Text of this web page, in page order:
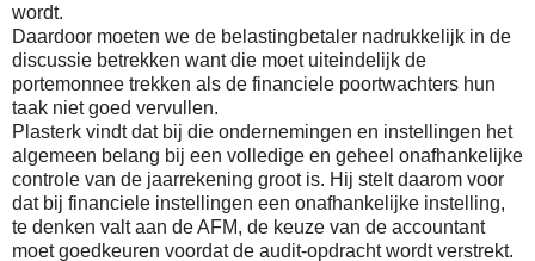
wordt.
Daardoor moeten we de belastingbetaler nadrukkelijk in de
discussie betrekken want die moet uiteindelijk de
portemonnee trekken als de financiele poortwachters hun
taak niet goed vervullen.
Plasterk vindt dat bij die ondernemingen en instellingen het
algemeen belang bij een volledige en geheel onafhankelijke
controle van de jaarrekening groot is. Hij stelt daarom voor
dat bij financiele instellingen een onafhankelijke instelling,
te denken valt aan de AFM, de keuze van de accountant
moet goedkeuren voordat de audit-opdracht wordt verstrekt.